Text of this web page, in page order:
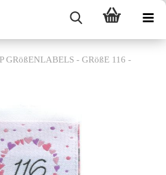
GRößENLABELS - GRößE 116 -